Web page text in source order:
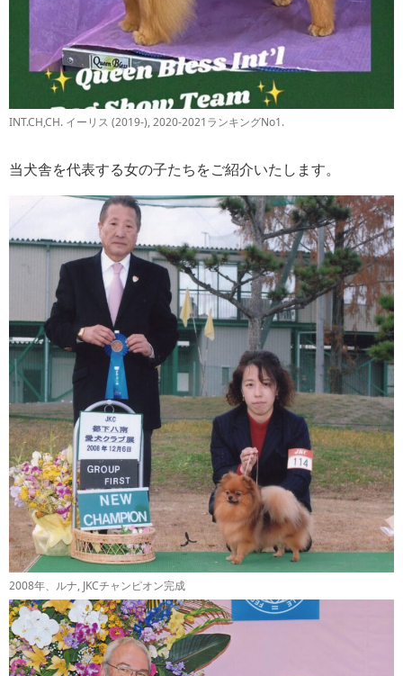
INT.CH,CH. イーリス (2019-), 2020-2021ランキングNo1.
当犬舎を代表する女の子たちをご紹介いたします。
2008年、ルナ, JKCチャンピオン完成